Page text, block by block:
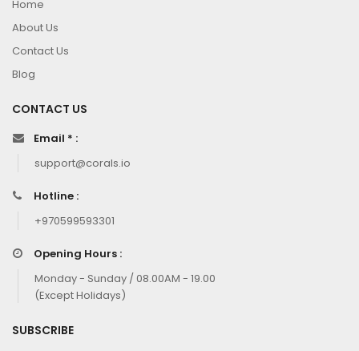
Home
About Us
Contact Us
Blog
CONTACT US
Email * :
support@corals.io
Hotline :
+970599593301
Opening Hours :
Monday - Sunday / 08.00AM - 19.00
(Except Holidays)
SUBSCRIBE